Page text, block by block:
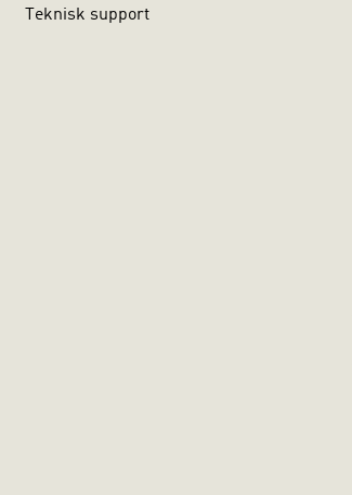
Teknisk support